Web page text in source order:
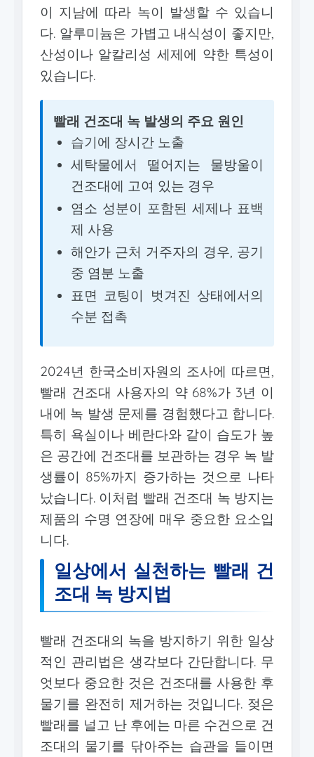
이 지남에 따라 녹이 발생할 수 있습니
다. 알루미늄은 가볍고 내식성이 좋지만,
산성이나 알칼리성 세제에 약한 특성이
있습니다.
빨래 건조대 녹 발생의 주요 원인
습기에 장시간 노출
세탁물에서 떨어지는 물방울이
건조대에 고여 있는 경우
염소 성분이 포함된 세제나 표백
제 사용
해안가 근처 거주자의 경우, 공기
중 염분 노출
표면 코팅이 벗겨진 상태에서의
수분 접촉
2024년 한국소비자원의 조사에 따르면,
빨래 건조대 사용자의 약 68%가 3년 이
내에 녹 발생 문제를 경험했다고 합니다.
특히 욕실이나 베란다와 같이 습도가 높
은 공간에 건조대를 보관하는 경우 녹 발
생률이 85%까지 증가하는 것으로 나타
났습니다. 이처럼 빨래 건조대 녹 방지는
제품의 수명 연장에 매우 중요한 요소입
니다.
일상에서 실천하는 빨래 건
조대 녹 방지법
빨래 건조대의 녹을 방지하기 위한 일상
적인 관리법은 생각보다 간단합니다. 무
엇보다 중요한 것은 건조대를 사용한 후
물기를 완전히 제거하는 것입니다. 젖은
빨래를 널고 난 후에는 마른 수건으로 건
조대의 물기를 닦아주는 습관을 들이면